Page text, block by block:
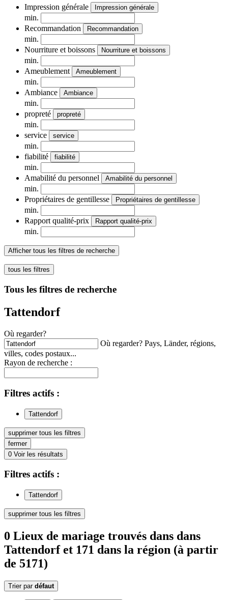
Impression générale Impression générale
min.
Recommandation
Recommandation
min.
Nourriture et boissons
Nourriture et boissons
min.
Ameublement
Ameublement
min.
Ambiance
Ambiance
min.
propreté
propreté
min.
service
service
min.
fiabilité
fiabilité
min.
Amabilité du personnel
Amabilité du personnel
min.
Propriétaires de gentillesse
Propriétaires de gentillesse
min.
Rapport qualité-prix
Rapport qualité-prix
min.
Afficher tous les filtres de recherche
tous les filtres
Tous les filtres de recherche
Tattendorf
Où regarder?
Où regarder? Pays, Länder, régions,
villes, codes postaux...
Rayon de recherche :
Filtres actifs :
Tattendorf
supprimer tous les filtres
fermer
0 Voir les résultats
Filtres actifs :
Tattendorf
supprimer tous les filtres
0 Lieux de mariage trouvés dans dans
Tattendorfet 171 dans la région (à partir
de 5171)
Trier par défaut